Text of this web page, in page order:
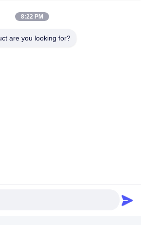
Shenzhen Rion Technology Co., Ltd. . Alle
8:22 PM
are you looking for?